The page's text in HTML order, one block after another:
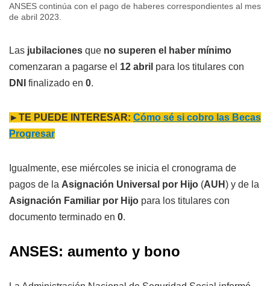
ANSES continúa con el pago de haberes correspondientes al mes
de abril 2023.
Las jubilaciones que no superen el haber mínimo
comenzaran a pagarse el 12 abril para los titulares con
DNI
finalizado en 0.
►TE PUEDE INTERESAR: Cómo sé si cobro las Becas
Progresar
Igualmente, ese miércoles se inicia el cronograma de
pagos de la Asignación Universal por Hijo (AUH) y de la
Asignación Familiar por Hijo para los titulares con
documento terminado en 0.
ANSES: aumento y bono